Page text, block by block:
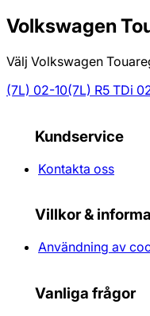
Volkswagen
Välj Volkswagen
(7L) 02-10(7L) R5 TDi
Kundservice
Kontakta oss
Villkor &
Användning av
Vanliga frågor